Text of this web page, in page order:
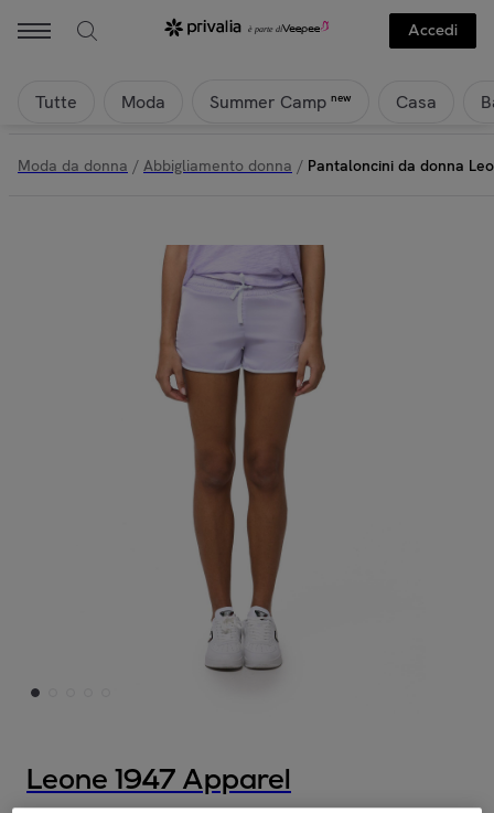
Accedi
Tutte Moda Summer Camp new Casa
Moda da donna / Abbigliamento donna / Pantaloncini da donna
Leone 1947 Apparel